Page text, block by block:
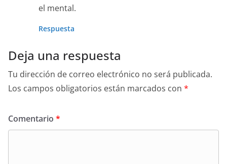
el mental.
Respuesta
Deja una respuesta
Tu dirección de correo electrónico no será publicada.
Los campos obligatorios están marcados con *
Comentario *